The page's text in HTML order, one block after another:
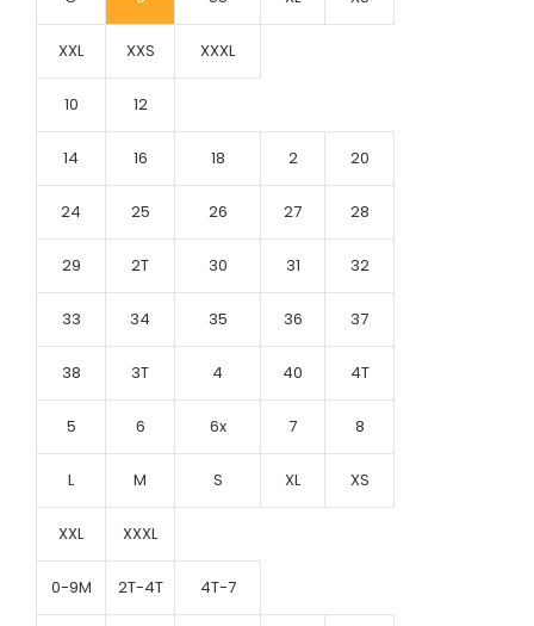
XXL XXS XXXL
10 12
14 16 18 2 20
24 25 26 27 28
29 2T 30 31 32
33 34 35 36 37
38 3T 4 40 4T
5 6 6x 7 8
L M S XL XS
XXL XXXL
0-9M 2T-4T 4T-7